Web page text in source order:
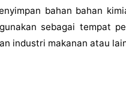
bahan bahan
sebagai tempat
industri makanan atau